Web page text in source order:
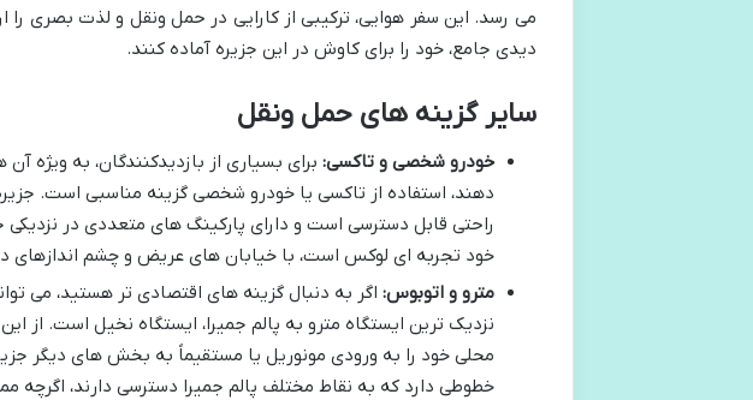
می رسد. این سفر هوایی، ترکیبی از کارایی در حمل ونقل و لذت بصری را
دیدی جامع، خود را برای کاوش در این جزیره آماده کنند.
سایر گزینه های حمل ونقل
خودرو شخصی و تاکسی: برای بسیاری از بازدیدکنندگان، به ویژه
دهند، استفاده از تاکسی یا خودرو شخصی گزینه مناسبی است.
راحتی قابل دسترسی است و دارای پارکینگ های متعددی در
خود تجربه ای لوکس است، با خیابان های عریض و چشم اندازهای
مترو و اتوبوس: اگر به دنبال گزینه های اقتصادی تر هستید، می
نزدیک ترین ایستگاه مترو به پالم جمیرا، ایستگاه نخیل است. از
محلی خود را به ورودی مونوریل یا مستقیماً به بخش های دیگر
خطوطی دارد که به نقاط مختلف پالم جمیرا دسترسی دارند، اگرچه